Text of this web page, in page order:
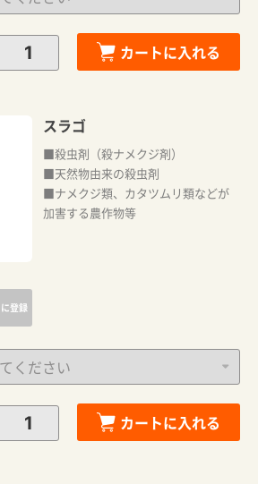
カートに入れる
登録
スラゴ
■殺虫剤（殺ナメクジ剤）
■天然物由来の殺虫剤
■ナメクジ類、カタツムリ類などが
加害する農作物等
カートに入れる